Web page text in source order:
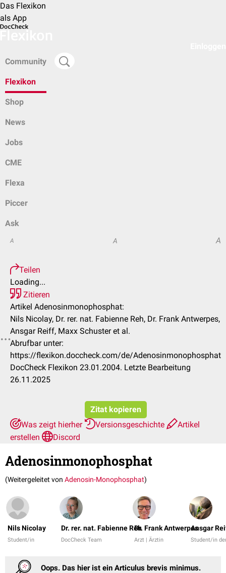
Das Flexikon
als App
Community
Flexikon
Shop
News
Jobs
CME
Flexa
Piccer
Ask
A A A
Teilen
Loading...
Zitieren
Artikel Adenosinmonophosphat:
Nils Nicolay, Dr. rer. nat. Fabienne Reh, Dr. Frank Antwerpes,
Ansgar Reiff, Maxx Schuster et al.
Abrufbar unter:
https://flexikon.doccheck.com/de/Adenosinmonophosphat
DocCheck Flexikon 23.01.2004. Letzte Bearbeitung
26.11.2025
Zitat kopieren
Was zeigt hierher
Versionsgeschichte
Artikel
erstellen
Discord
Adenosinmonophosphat
(Weitergeleitet von Adenosin-Monophosphat)
Nils Nicolay
Student/in
Dr. rer. nat. Fabienne Reh
DocCheck Team
Dr. Frank Antwerpes
Arzt | Ärztin
Ansgar
Student/in
Oops. Das hier ist ein Articulus brevis minimus.